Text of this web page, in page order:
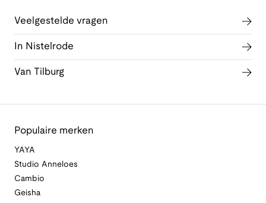
Veelgestelde vragen
In Nistelrode
Van Tilburg
Populaire merken
YAYA
Studio Anneloes
Cambio
Geisha